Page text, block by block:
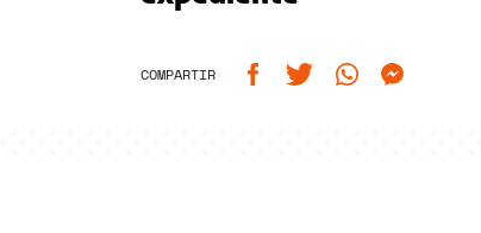
COMPARTIR